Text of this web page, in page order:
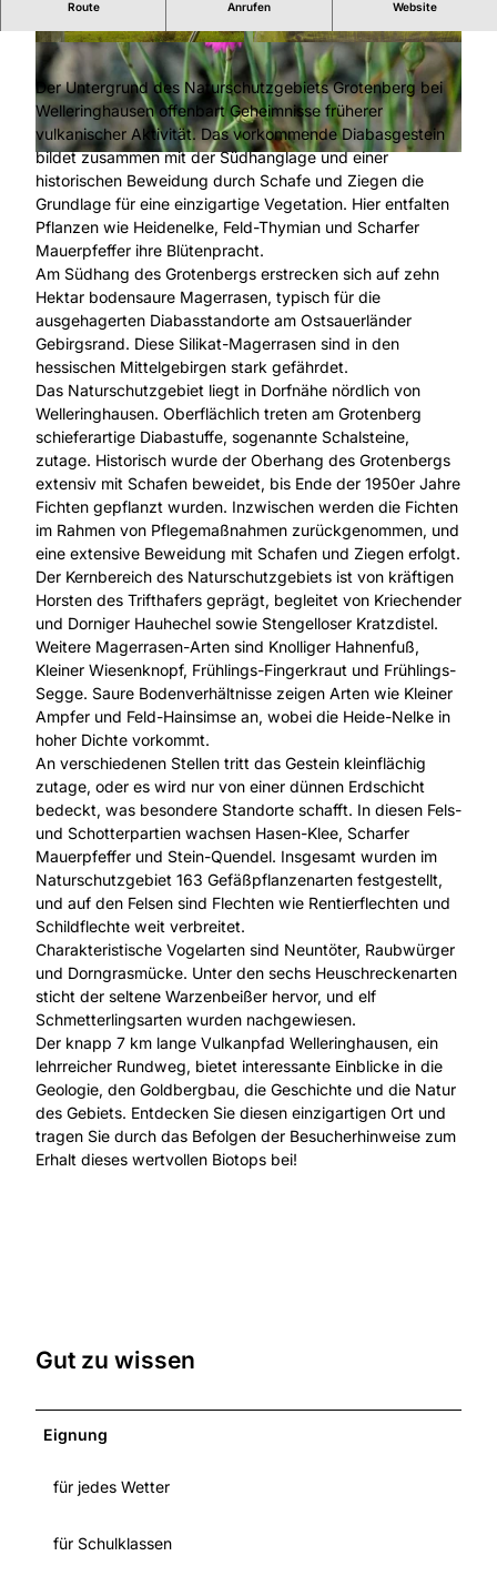
© Winfried Becker |CC-BY-SA
© Tourist-Information Willingen | CC-BY-SA © Tourist-Information Willingen |CC-BY-SA
Route Anrufen Website
"Tanz" auf dem Vulkan
Der Untergrund des Naturschutzgebiets Grotenberg bei
Welleringhausen offenbart Geheimnisse früherer
vulkanischer Aktivität. Das vorkommende Diabasgestein
bildet zusammen mit der Südhanglage und einer
historischen Beweidung durch Schafe und Ziegen die
Grundlage für eine einzigartige Vegetation. Hier entfalten
Pflanzen wie Heidenelke, Feld-Thymian und Scharfer
Mauerpfeffer ihre Blütenpracht.
Am Südhang des Grotenbergs erstrecken sich auf zehn
Hektar bodensaure Magerrasen, typisch für die
ausgehagerten Diabasstandorte am Ostsauerländer
Gebirgsrand. Diese Silikat-Magerrasen sind in den
hessischen Mittelgebirgen stark gefährdet.
Das Naturschutzgebiet liegt in Dorfnähe nördlich von
Welleringhausen. Oberflächlich treten am Grotenberg
schieferartige Diabastuffe, sogenannte Schalsteine,
zutage. Historisch wurde der Oberhang des Grotenbergs
extensiv mit Schafen beweidet, bis Ende der 1950er Jahre
Fichten gepflanzt wurden. Inzwischen werden die Fichten
im Rahmen von Pflegemaßnahmen zurückgenommen, und
eine extensive Beweidung mit Schafen und Ziegen erfolgt.
Der Kernbereich des Naturschutzgebiets ist von kräftigen
Horsten des Trifthafers geprägt, begleitet von Kriechender
und Dorniger Hauhechel sowie Stengelloser Kratzdistel.
Weitere Magerrasen-Arten sind Knolliger Hahnenfuß,
Kleiner Wiesenknopf, Frühlings-Fingerkraut und Frühlings-
Segge. Saure Bodenverhältnisse zeigen Arten wie Kleiner
Ampfer und Feld-Hainsimse an, wobei die Heide-Nelke in
hoher Dichte vorkommt.
An verschiedenen Stellen tritt das Gestein kleinflächig
zutage, oder es wird nur von einer dünnen Erdschicht
bedeckt, was besondere Standorte schafft. In diesen Fels-
und Schotterpartien wachsen Hasen-Klee, Scharfer
Mauerpfeffer und Stein-Quendel. Insgesamt wurden im
Naturschutzgebiet 163 Gefäßpflanzenarten festgestellt,
und auf den Felsen sind Flechten wie Rentierflechten und
Schildflechte weit verbreitet.
Charakteristische Vogelarten sind Neuntöter, Raubwürger
und Dorngrasmücke. Unter den sechs Heuschreckenarten
sticht der seltene Warzenbeißer hervor, und elf
Schmetterlingsarten wurden nachgewiesen.
Der knapp 7 km lange Vulkanpfad Welleringhausen, ein
lehrreicher Rundweg, bietet interessante Einblicke in die
Geologie, den Goldbergbau, die Geschichte und die Natur
des Gebiets. Entdecken Sie diesen einzigartigen Ort und
tragen Sie durch das Befolgen der Besucherhinweise zum
Erhalt dieses wertvollen Biotops bei!
Gut zu wissen
Eignung
für jedes Wetter
für Schulklassen